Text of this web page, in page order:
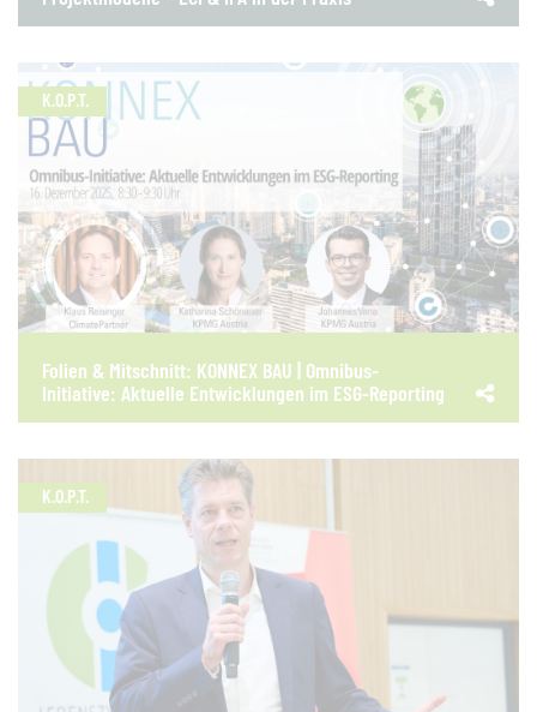
K.O.P.T.
Folien & Mitschnitt: KONNEX BAU | Omnibus-
Initiative: Aktuelle Entwicklungen im ESG-Reporting
K.O.P.T.